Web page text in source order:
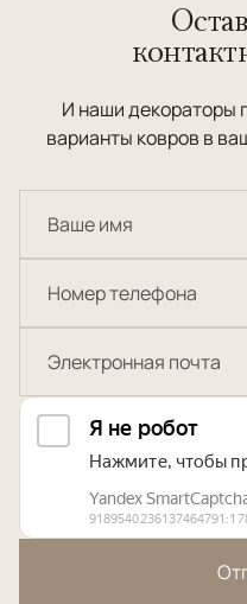
И наши декораторы
варианты ковров в